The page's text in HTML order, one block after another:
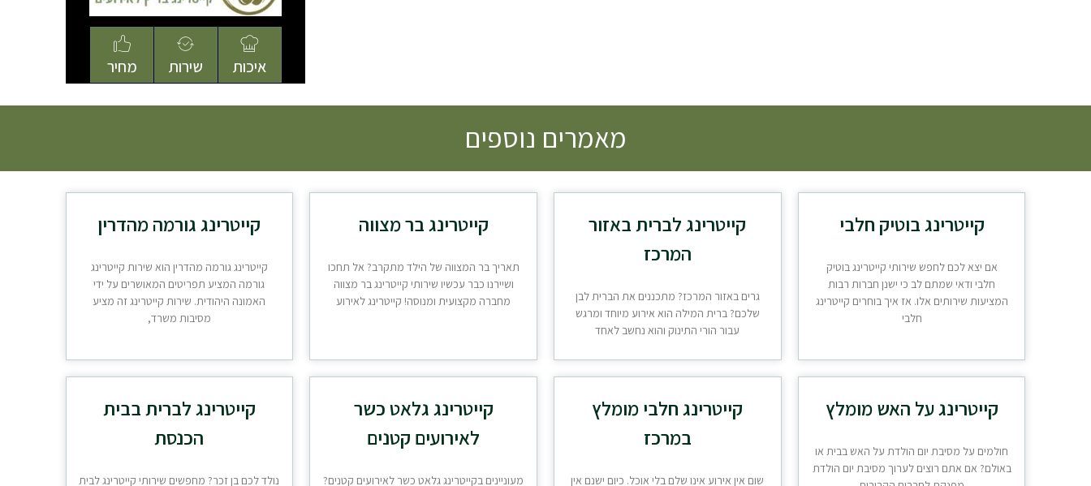
איכות שירות מחיר
מאמרים נוספים
קייטרינג בוטיק חלבי
אם יצא לכם לחפש שירותי קייטרינג בוטיק
חלבי ודאי שמתם לב כי ישנן חברות רבות
המציעות שירותים אלו. אז איך בוחרים קייטרינג
חלבי
קייטרינג לברית באזור
המרכז
גרים באזור המרכז? מתכננים את הברית לבן
שלכם? ברית המילה הוא אירוע מיוחד ומרגש
עבור הורי התינוק והוא נחשב לאחד
קייטרינג בר מצווה
תאריך בר המצווה של הילד מתקרב? אל תחכו
ושיירנו כבר עכשיו שירותי קייטרינג בר מצווה
מחברה מקצועית ומנוסה! קייטרינג לאירוע
קייטרינג גורמה מהדרין
קייטרינג גורמה מהדרין הוא שירות קייטרינג
גורמה המציע תפריטים המאושרים על ידי
האמונה היהודית. שירות קייטרינג זה מציע
מסיבות משרד,
קייטרינג על האש מומלץ
חולמים על מסיבת יום הולדת על האש בבית או
באולם? אם אתם רוצים לערוך מסיבת יום הולדת
קייטרינג חלבי מומלץ
במרכז
שום אין אירוע אינו שלם בלי אוכל. כיום ישנם אין
קייטרינג גלאט כשר
לאירועים קטנים
מעוניינים בקייטרינג גלאט כשר לאירועים קטנים?
קייטרינג לברית בבית
הכנסת
נולד לכם בן זכר? מחפשים שירותי קייטרינג לבית